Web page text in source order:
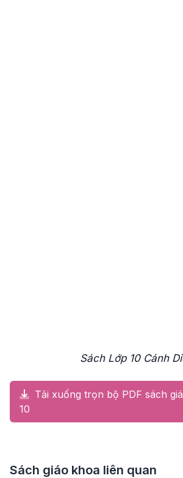
Sách Lớp 10 Cánh
Tải xuống trọn bộ PDF sách
10
Sách giáo khoa liên quan